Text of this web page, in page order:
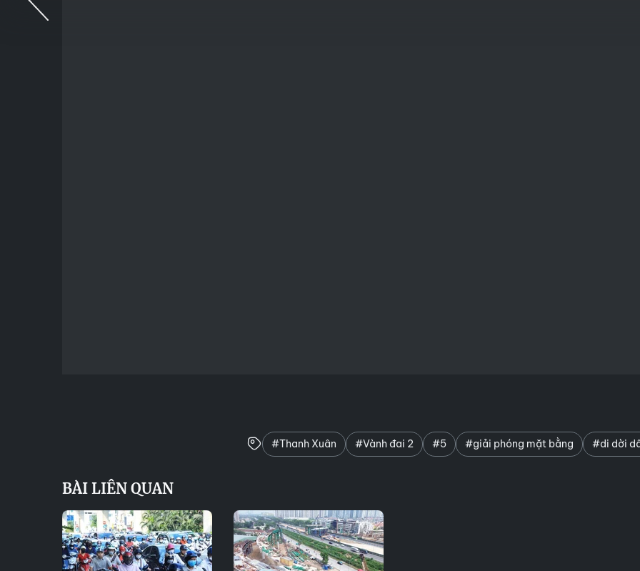
#Thanh Xuân #Vành đai 2 #5 #giải phóng mặt bằng #di dời
BÀI LIÊN QUAN